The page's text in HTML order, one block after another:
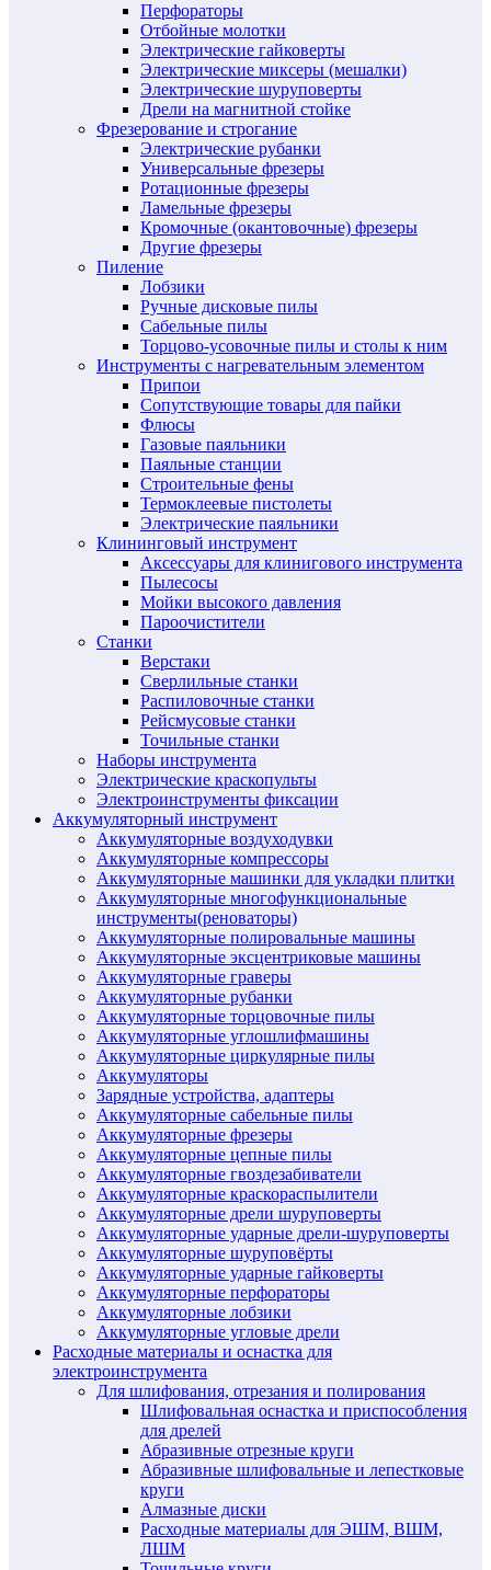
Перфораторы
Отбойные молотки
Электрические гайковерты
Электрические миксеры (мешалки)
Электрические шуруповерты
Дрели на магнитной стойке
Фрезерование и строгание
Электрические рубанки
Универсальные фрезеры
Ротационные фрезеры
Ламельные фрезеры
Кромочные (окантовочные) фрезеры
Другие фрезеры
Пиление
Лобзики
Ручные дисковые пилы
Сабельные пилы
Торцово-усовочные пилы и столы к ним
Инструменты с нагревательным элементом
Припои
Сопутствующие товары для пайки
Флюсы
Газовые паяльники
Паяльные станции
Строительные фены
Термоклеевые пистолеты
Электрические паяльники
Клининговый инструмент
Аксессуары для клинигового инструмента
Пылесосы
Мойки высокого давления
Пароочистители
Станки
Верстаки
Сверлильные станки
Распиловочные станки
Рейсмусовые станки
Точильные станки
Наборы инструмента
Электрические краскопульты
Электроинструменты фиксации
Аккумуляторный инструмент
Аккумуляторные воздуходувки
Аккумуляторные компрессоры
Аккумуляторные машинки для укладки плитки
Аккумуляторные многофункциональные
инструменты(реноваторы)
Аккумуляторные полировальные машины
Аккумуляторные эксцентриковые машины
Аккумуляторные граверы
Аккумуляторные рубанки
Аккумуляторные торцовочные пилы
Аккумуляторные углошлифмашины
Аккумуляторные циркулярные пилы
Аккумуляторы
Зарядные устройства, адаптеры
Аккумуляторные сабельные пилы
Аккумуляторные фрезеры
Аккумуляторные цепные пилы
Аккумуляторные гвоздезабиватели
Аккумуляторные краскораспылители
Аккумуляторные дрели шуруповерты
Аккумуляторные ударные дрели-шуруповерты
Аккумуляторные шуруповёрты
Аккумуляторные ударные гайковерты
Аккумуляторные перфораторы
Аккумуляторные лобзики
Аккумуляторные угловые дрели
Расходные материалы и оснастка для
электроинструмента
Для шлифования, отрезания и полирования
Шлифовальная оснастка и приспособления
для дрелей
Абразивные отрезные круги
Абразивные шлифовальные и лепестковые
круги
Алмазные диски
Расходные материалы для ЭШМ, ВШМ,
ЛШМ